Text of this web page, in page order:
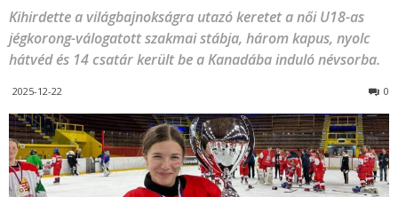
Kihirdette a világbajnokságra utazó keretet a női U18-as
jégkorong-válogatott szakmai stábja, három kapus, nyolc
hátvéd és 14 csatár került be a Kanadába induló névsorba.
2025-12-22 0